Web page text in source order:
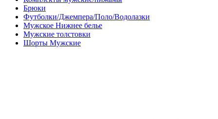
Брюки
Футболки/Джемпера/Поло/Водолазки
Мужское Нижнее белье
Мужские толстовки
Шорты Мужские